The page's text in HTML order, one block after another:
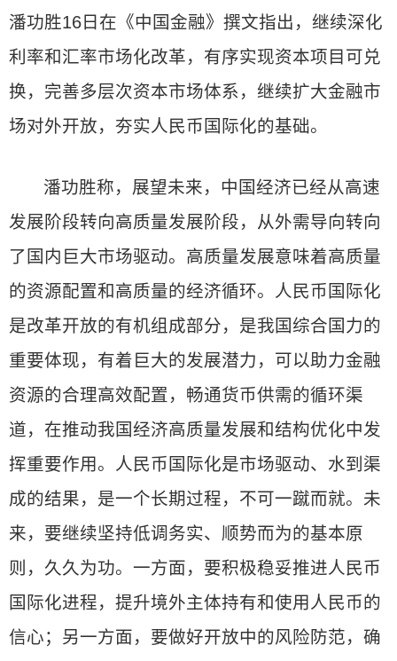
潘功胜16日在《中国金融》撰文指出，继续深化
利率和汇率市场化改革，有序实现资本项目可兑
换，完善多层次资本市场体系，继续扩大金融市
场对外开放，夯实人民币国际化的基础。
潘功胜称，展望未来，中国经济已经从高速
发展阶段转向高质量发展阶段，从外需导向转向
了国内巨大市场驱动。高质量发展意味着高质量
的资源配置和高质量的经济循环。人民币国际化
是改革开放的有机组成部分，是我国综合国力的
重要体现，有着巨大的发展潜力，可以助力金融
资源的合理高效配置，畅通货币供需的循环渠
道，在推动我国经济高质量发展和结构优化中发
挥重要作用。人民币国际化是市场驱动、水到渠
成的结果，是一个长期过程，不可一蹴而就。未
来，要继续坚持低调务实、顺势而为的基本原
则，久久为功。一方面，要积极稳妥推进人民币
国际化进程，提升境外主体持有和使用人民币的
信心；另一方面，要做好开放中的风险防范，确